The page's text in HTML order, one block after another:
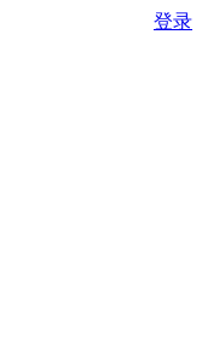
登录